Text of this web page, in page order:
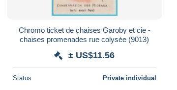
Chromo ticket de chaises Garoby et cie -
chaises promenades rue colysée (9013)
± US$11.56
Status Private individual